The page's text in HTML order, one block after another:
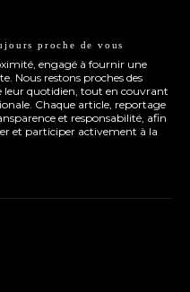
proche de vous
engagé à fournir une
Nous restons proches des
leur quotidien, tout en couvrant
Chaque article, reportage
et responsabilité, afin
et participer activement à la